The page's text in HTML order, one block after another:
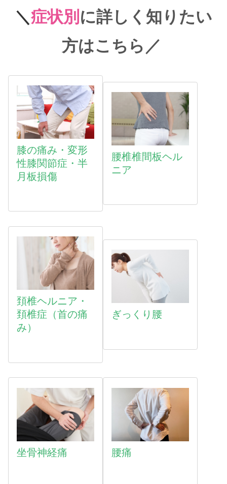
＼症状別 に詳しく知りたい
方はこちら ／
膝の痛み・変形
性膝関節症・半
月板損傷
腰椎椎間板ヘル
ニア
頚椎ヘルニア・
頚椎症（首の痛
み）
ぎっくり腰
坐骨神経痛 腰痛